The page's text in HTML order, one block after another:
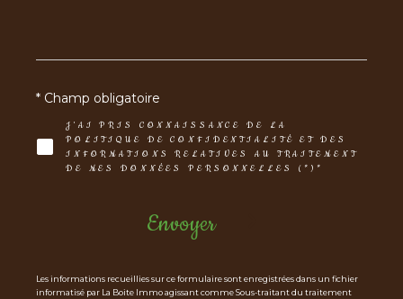
J'AI PRIS CONNAISSANCE DE LA
POLITIQUE DE CONFIDENTIALITÉ ET DES
INFORMATIONS RELATIVES AU TRAITEMENT
DE MES DONNÉES PERSONNELLES (*)*
* Champ obligatoire
Envoyer
Les informations recueillies sur ce formulaire sont enregistrées dans un fichier
informatisé par La Boite Immo agissant comme Sous-traitant du traitement